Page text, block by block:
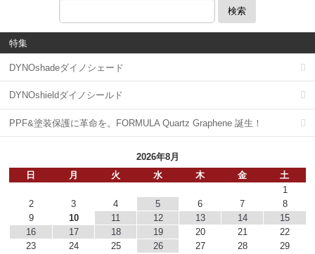
検索
特集
DYNOshadeダイノシェード
DYNOshieldダイノシールド
PPF&塗装保護に革命を。FORMULA Quartz Graphene 誕生！
2026年8月
日
月 火 水 木 金
土
1
2
3 4 5 6 7
8
9
10 11 12 13 14
15
16
17 18 19 20 21
22
23
24 25 26 27 28
29